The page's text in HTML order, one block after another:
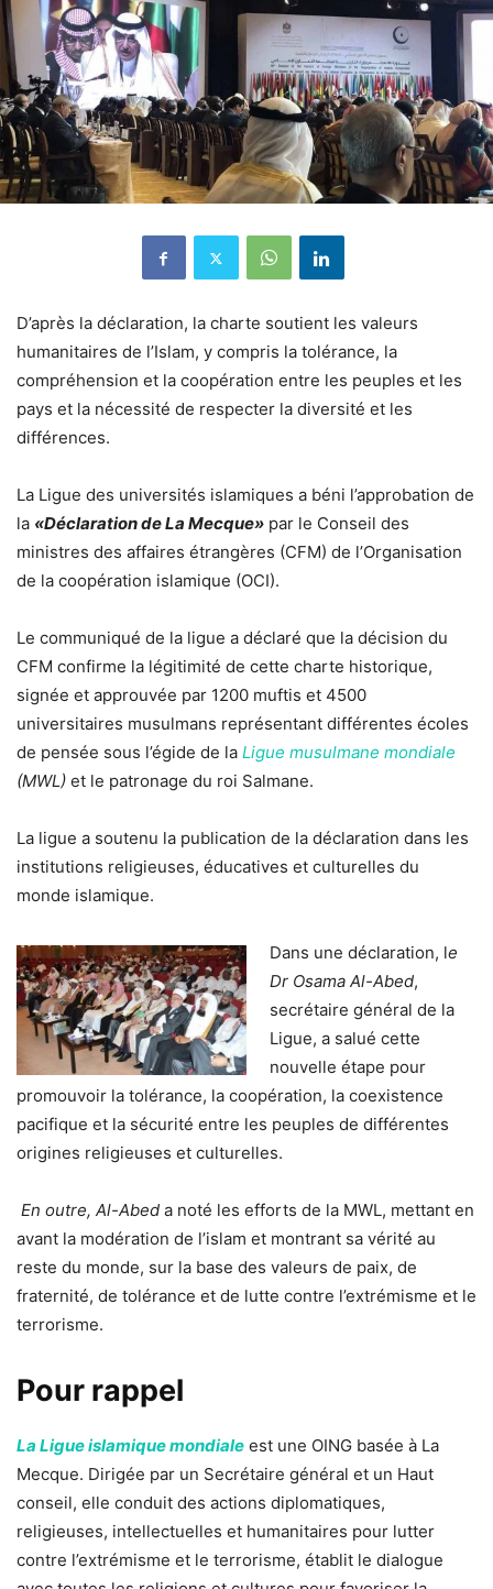
D’après la déclaration, la charte soutient les valeurs
humanitaires de l’Islam, y compris la tolérance, la
compréhension et la coopération entre les peuples et les
pays et la nécessité de respecter la diversité et les
différences.
La Ligue des universités islamiques a béni l’approbation de
la «Déclaration de La Mecque» par le Conseil des
ministres des affaires étrangères (CFM) de l’Organisation
de la coopération islamique (OCI).
Le communiqué de la ligue a déclaré que la décision du
CFM confirme la légitimité de cette charte historique,
signée et approuvée par 1200 muftis et 4500
universitaires musulmans représentant différentes écoles
de pensée sous l’égide de la Ligue musulmane mondiale
(MWL) et le patronage du roi Salmane.
La ligue a soutenu la publication de la déclaration dans les
institutions religieuses, éducatives et culturelles du
monde islamique.
Dans une déclaration, le
Dr Osama Al-Abed,
secrétaire général de la
Ligue, a salué cette
nouvelle étape pour
promouvoir la tolérance, la coopération, la coexistence
pacifique et la sécurité entre les peuples de différentes
origines religieuses et culturelles.
En outre, Al-Abed a noté les efforts de la MWL, mettant en
avant la modération de l’islam et montrant sa vérité au
reste du monde, sur la base des valeurs de paix, de
fraternité, de tolérance et de lutte contre l’extrémisme et le
terrorisme.
Pour rappel
La Ligue islamique mondiale est une OING basée à La
Mecque. Dirigée par un Secrétaire général et un Haut
conseil, elle conduit des actions diplomatiques,
religieuses, intellectuelles et humanitaires pour lutter
contre l’extrémisme et le terrorisme, établit le dialogue